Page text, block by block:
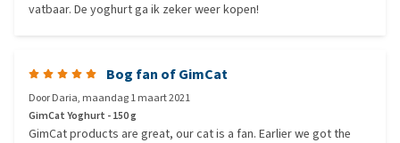
vatbaar. De yoghurt ga ik zeker weer kopen!
Bog fan of GimCat
DoorDaria, maandag 1 maart 2021
GimCat Yoghurt - 150 g
GimCat products are great, our cat is a fan. Earlier we got the